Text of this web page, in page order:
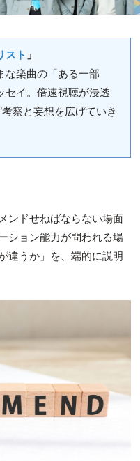
スト 」
な楽曲の「ある一部
セイ。倍速視聴が浸透
察と妄想を広げていき
ンドせねばならない場面
ション能力が問われる場
違うか」を、端的に説明